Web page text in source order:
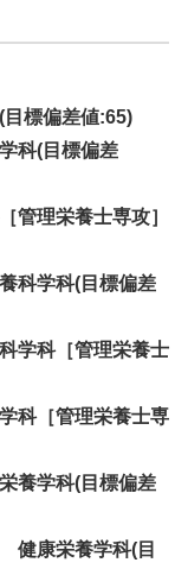
標偏差値:65)
科(目標偏差
理栄養士専攻］
科学科(目標偏差
学科［管理栄養士
科［管理栄養士専
養学科(目標偏差
健康栄養学科(目